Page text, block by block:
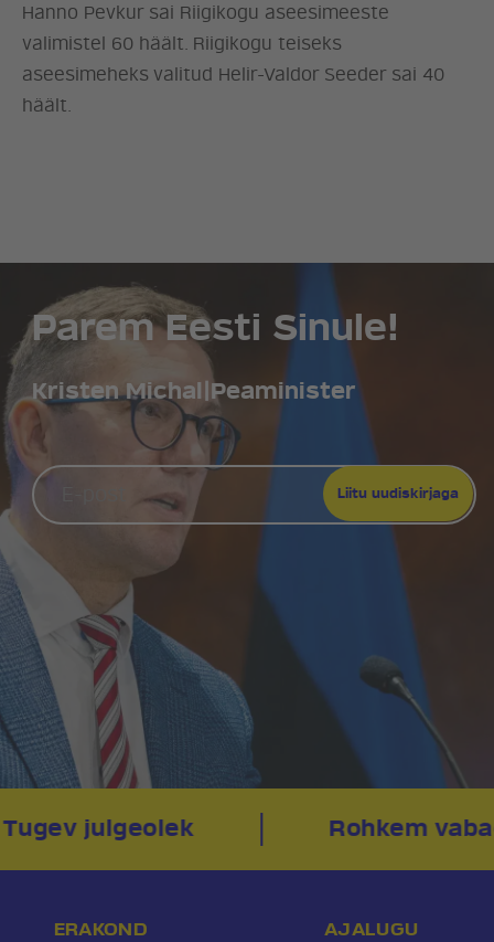
UUDISED
LÖÖ KAASA
Hanno Pevkur sai Riigikogu aseesimeeste
valimistel 60 häält. Riigikogu teiseks
aseesimeheks valitud Helir-Valdor Seeder sai 40
häält.
Parem Eesti Sinule!
Kristen Michal Peaminister
julgeolek Rohkem
ERAKOND AJALUGU